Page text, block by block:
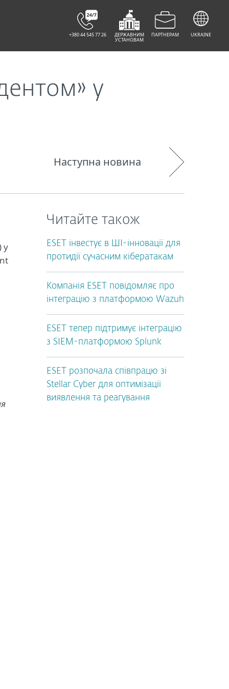
у
Наступна новина
у
Читайте також
ESET інвестує в ШІ-інновації для
протидії сучасним кібератакам
Компанія ESET повідомляє про
інтеграцію з платформою Wazuh
ESET тепер підтримує інтеграцію
з SIEM-платформою Splunk
ESET розпочала співпрацю зі
Stellar Cyber для оптимізації
виявлення та реагування
+380 44 545 77 26 ДЕРЖАВНИМ
УСТАНОВАМ
ПАРТНЕРАМ UKRAINE